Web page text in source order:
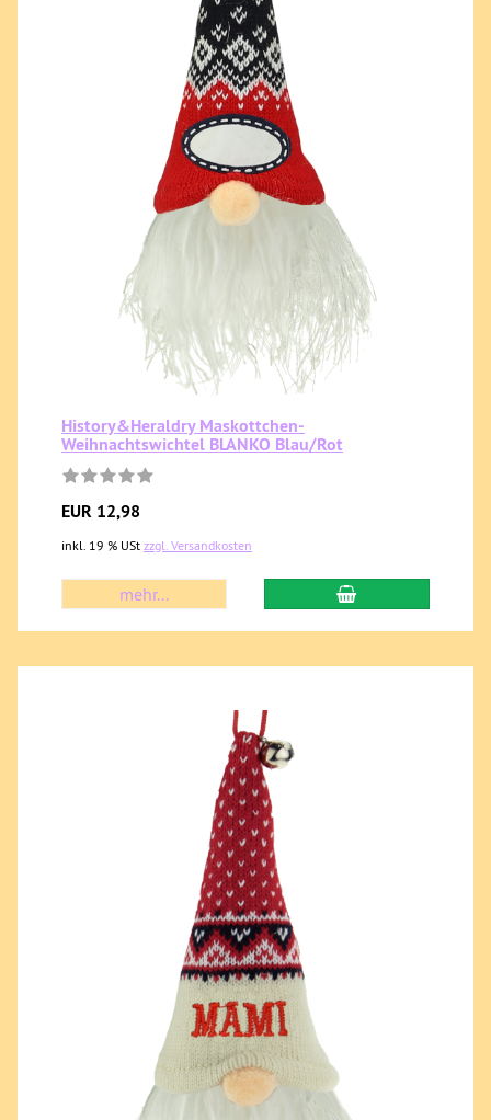
History&Heraldry Maskottchen-
Weihnachtswichtel BLANKO Blau/Rot
EUR 12,98
inkl. 19 % USt zzgl. Versandkosten
mehr...